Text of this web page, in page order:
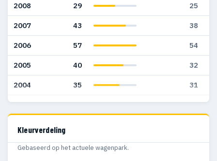
2008 29 25
2007 43 38
2006 57 54
2005 40 32
2004 35 31
2003 17 16
Kleurverdeling
Gebaseerd op het actuele wagenpark.